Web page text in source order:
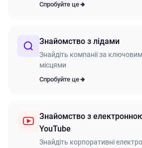
Спробуйте це
Знайомство з лідами
Знайдіть компанії за
місцями
Спробуйте це
Знайомство з
YouTube
Знайдіть корпоративні